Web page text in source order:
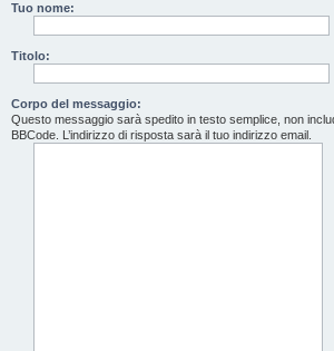
Tuo nome:
Titolo:
Corpo del messaggio:
Questo messaggio sarà spedito in testo semplice, non
BBCode. L’indirizzo di risposta sarà il tuo indirizzo email.